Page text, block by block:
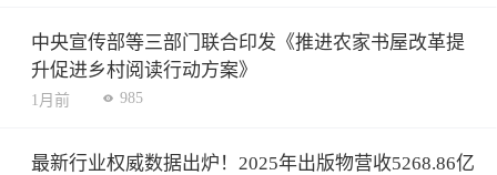
中央宣传部等三部门联合印发《推进农家书屋改革提
升促进乡村阅读行动方案》
1月前 985
最新行业权威数据出炉！2025年出版物营收5268.86亿